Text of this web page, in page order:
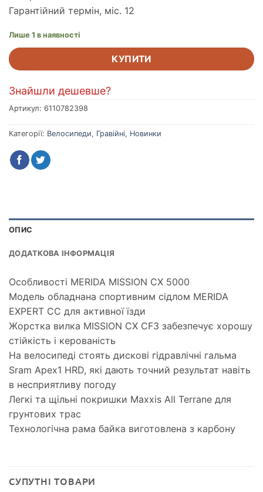
Гарантійний термін, міс. 12
Лише 1 в наявності
КУПИТИ
Знайшли дешевше?
Артикул: 6110782398
Категорії: Велосипеди, Гравійні, Новинки
ОПИС
ДОДАТКОВА ІНФОРМАЦІЯ
Особливості MERIDA MISSION CX 5000
Модель обладнана спортивним сідлом MERIDA
EXPERT CC для активної їзди
Жорстка вилка MISSION CX CF3 забезпечує хорошу
стійкість і керованість
На велосипеді стоять дискові гідравлічні гальма
Sram Apex1 HRD, які дають точний результат навіть
в несприятливу погоду
Легкі та щільні покришки Maxxis All Terrane для
грунтових трас
Технологічна рама байка виготовлена з карбону
СУПУТНІ ТОВАРИ